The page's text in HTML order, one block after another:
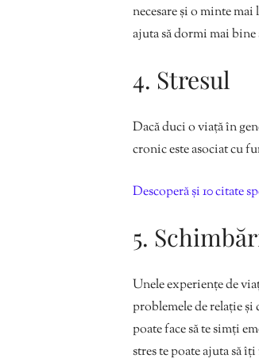
necesare și o minte
ajuta să dormi mai
4. Stresul
Dacă duci o viață în
cronic este asociat cu
Descoperă și 10 citate
5.
Unele experiențe de
problemele de relație și
poate face să te simți
stres te poate ajuta să